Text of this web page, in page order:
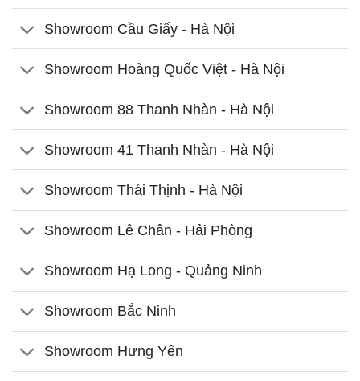
Showroom Cầu Giấy - Hà Nội
Showroom Hoàng Quốc Việt - Hà Nội
Showroom 88 Thanh Nhàn - Hà Nội
Showroom 41 Thanh Nhàn - Hà Nội
Showroom Thái Thịnh - Hà Nội
Showroom Lê Chân - Hải Phòng
Showroom Hạ Long - Quảng Ninh
Showroom Bắc Ninh
Showroom Hưng Yên